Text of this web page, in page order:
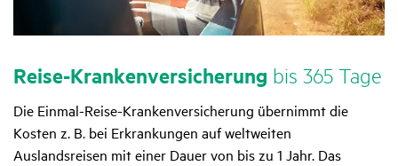
Reise-Kran­ken­ver­si­che­rung bis 365 Tage
Die Einmal-Reise-Krankenversicherung übernimmt die
Kosten z. B. bei Erkrankungen auf weltweiten
Auslandsreisen mit einer Dauer von bis zu 1 Jahr. Das